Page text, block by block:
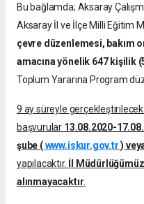
Bu bağlamda; Aksaray
Aksaray İl ve İlçe Milli Eğitim
çevre düzenlemesi, bakım
amacına yönelik 647 kişilik
Toplum Yararına Program
9 ay süreyle
başvurular 13.08.2020-
şube (www.iskur.gov.tr)
yapılacaktır. İl
alınmayacaktır